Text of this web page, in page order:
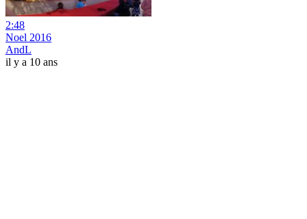
2:48
Noel 2016
AndL
il y a 10 ans